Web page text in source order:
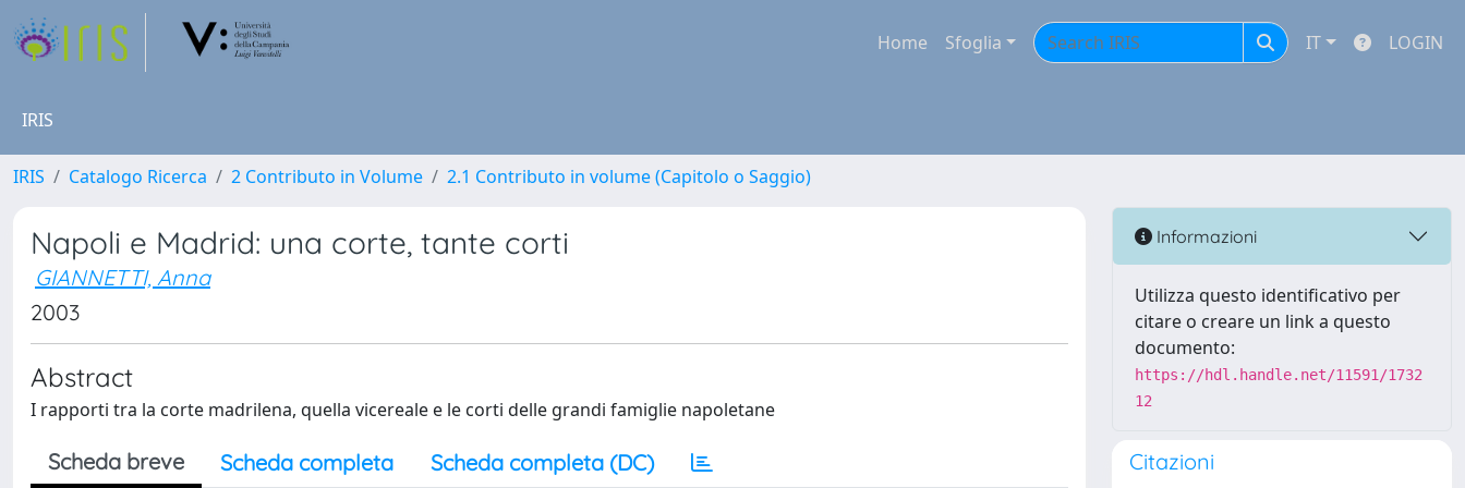
Home Sfoglia IT LOGIN
IRIS
IRIS Catalogo Ricerca 2 Contributo in Volume 2.1 Contributo in volume (Capitolo o Saggio)
Napoli e Madrid: una corte, tante corti
GIANNETTI, Anna
2003
Abstract
I rapporti tra la corte madrilena, quella vicereale e le corti delle grandi famiglie napoletane
Scheda breve Scheda completa Scheda completa (DC)
Informazioni
Utilizza questo identificativo per
citare o creare un link a questo
documento:
https://hdl.handle.net/11591/1732
12
Citazioni